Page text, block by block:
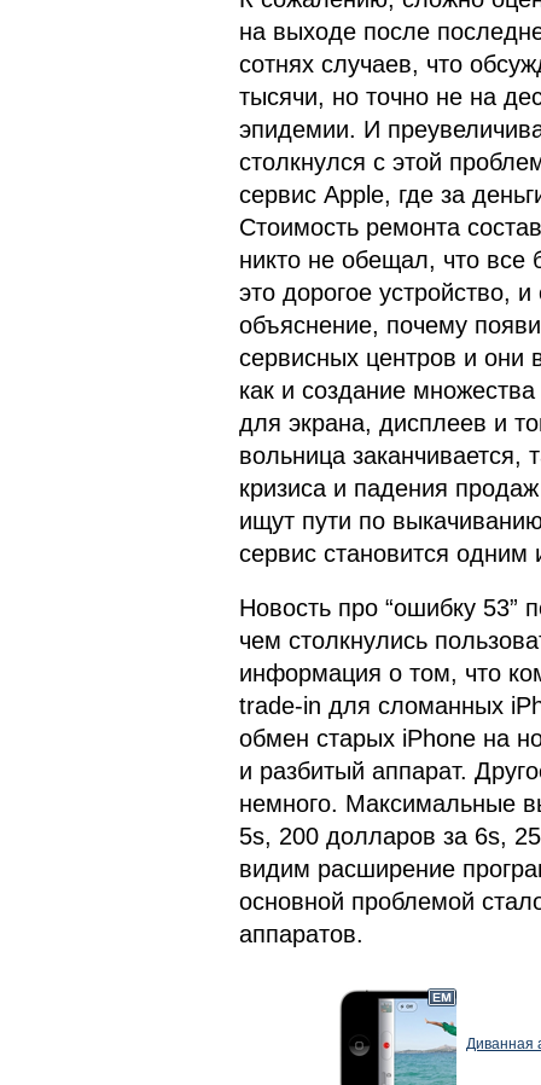
на выходе после
сотнях случаев, что
тысячи, но точно не на
эпидемии. И
столкнулся с этой
сервис Apple, где за
Стоимость ремонта
никто не обещал, что все
это дорогое устройство,
объяснение, почему
сервисных центров и они
как и создание
для экрана, дисплеев и
вольница
кризиса и падения
ищут пути по
сервис становится
Новость про “ошибку 53”
чем столкнулись
информация о том, что
trade-in для сломанных
обмен старых iPhone на
и разбитый аппарат.
немного. Максимальные
5s, 200 долларов за 6s,
видим расширение
основной проблемой
аппаратов.
Диванная